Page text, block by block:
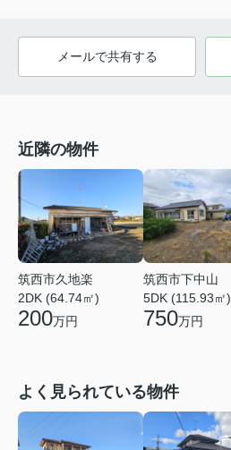
メールで共有する
近隣の物件
筑西市久地楽
2DK (64.74㎡)
200万円
筑西市下中山
5DK (115.93㎡)
750万円
よく見られている物件